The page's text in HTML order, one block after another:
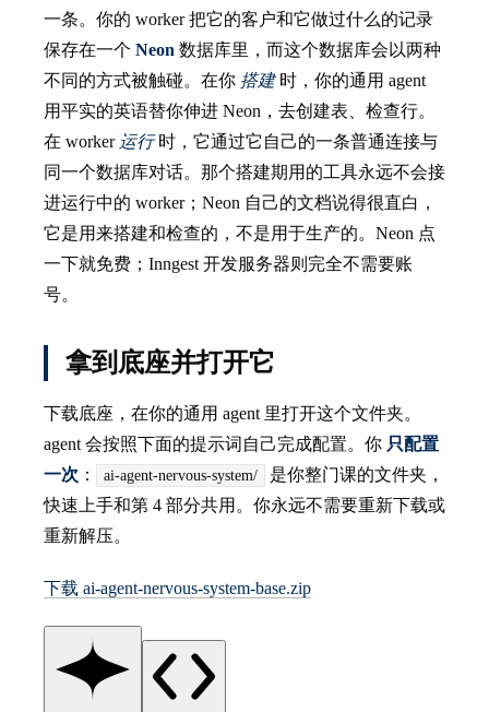
一条。你的 worker 把它的客户和它做过什么的记录
保存在一个 Neon 数据库里，而这个数据库会以两种
不同的方式被触碰。在你 搭建时，你的通用 agent
用平实的英语替你伸进 Neon，去创建表、检查行。
在 worker 运行时，它通过它自己的一条普通连接与
同一个数据库对话。那个搭建期用的工具永远不会接
进运行中的 worker；Neon 自己的文档说得很直白，
它是用来搭建和检查的，不是用于生产的。Neon 点
一下就免费；Inngest 开发服务器则完全不需要账
号。
拿到底座并打开它
下载底座，在你的通用 agent 里打开这个文件夹。
agent 会按照下面的提示词自己完成配置。你 只配置
一次 ： ai-agent-nervous-system/
是你整门课的文件夹，
快速上手和第 4 部分共用。你永远不需要重新下载或
重新解压。
下载 ai-agent-nervous-system-base.zip